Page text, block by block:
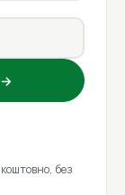
→
без